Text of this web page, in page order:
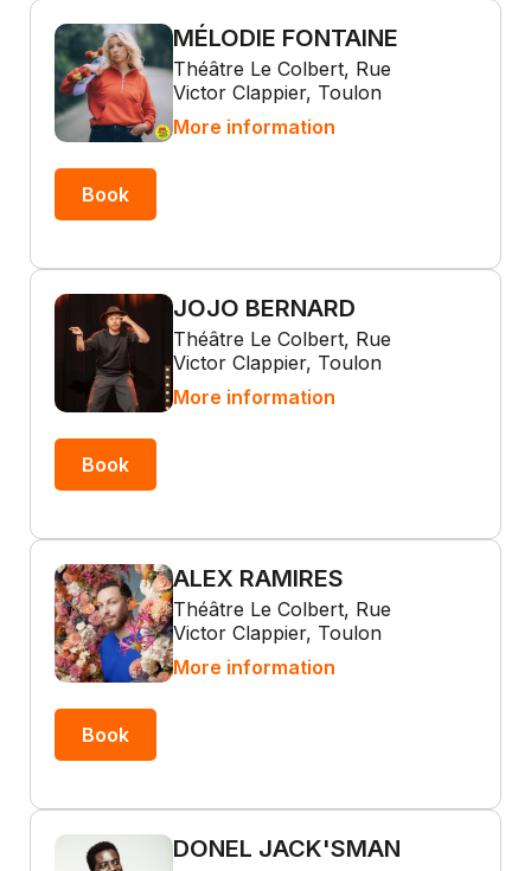
MÉLODIE FONTAINE
Théâtre Le Colbert, Rue
Victor Clappier, Toulon
More information
Book
JOJO BERNARD
Théâtre Le Colbert, Rue
Victor Clappier, Toulon
More information
Book
ALEX RAMIRES
Théâtre Le Colbert, Rue
Victor Clappier, Toulon
More information
Book
DONEL JACK'SMAN